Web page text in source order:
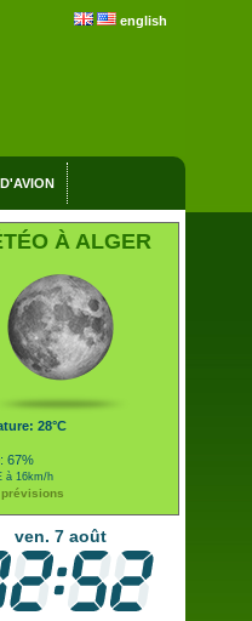
english
À ALGER
28°C
67%
à 16km/h
ven. 7 août